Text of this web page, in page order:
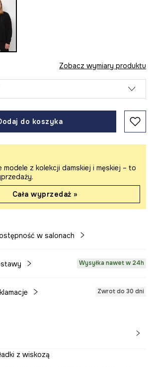
Zobacz wymiary produktu
do koszyka
modele z kolekcji damskiej i męskiej – to
Cała wyprzedaż »
w salonach
Wysyłka nawet w 24h
Zwrot do 30 dni
z wiskozą